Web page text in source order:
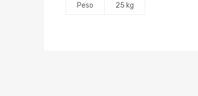
Peso 25 kg